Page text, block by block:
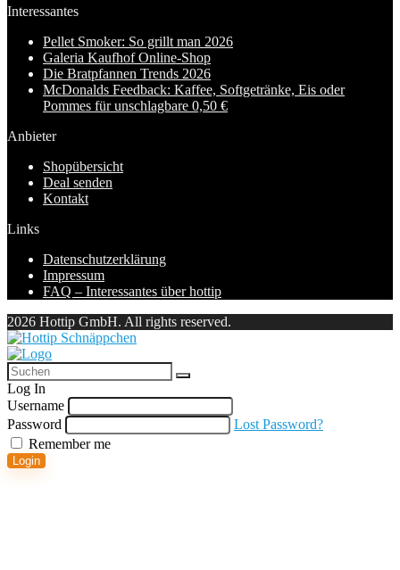
Interessantes
Pellet Smoker: So grillt man 2026
Galeria Kaufhof Online-Shop
Die Bratpfannen Trends 2026
McDonalds Feedback: Kaffee, Softgetränke, Eis oder
Pommes für unschlagbare 0,50 €
Anbieter
Shopübersicht
Deal senden
Kontakt
Links
Datenschutzerklärung
Impressum
FAQ – Interessantes über hottip
2026 Hottip GmbH. All rights reserved.
Log In
Username
Password
Lost Password?
Remember me
Login